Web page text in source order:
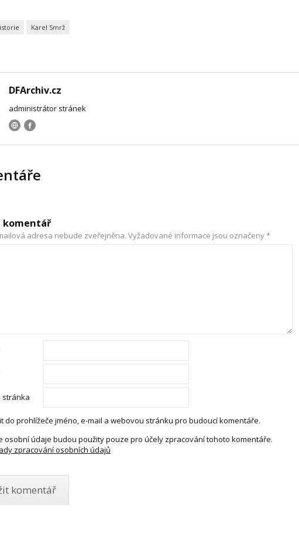
Karel Smrž
DFArchiv.cz
administrátor stránek
komentář
adresa nebude zveřejněna. Vyžadované informace jsou označeny*
stránka
do prohlížeče jméno, e-mail a webovou stránku pro budoucí komentáře.
osobní údaje budou použity pouze pro účely zpracování tohoto komentáře.
zpracování osobních údajů